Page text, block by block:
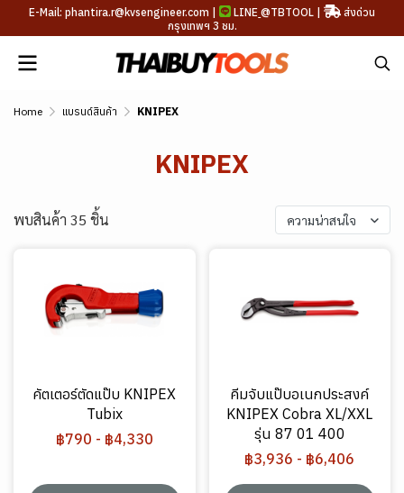
E-Mail: phantira.r@kvsengineer.com | LINE @TBTOOL |
ส่งด่วน
กรุงเทพฯ 3 ชม.
Home แบรนด์สินค้า KNIPEX
KNIPEX
พบสินค้า 35 ชิ้น ความน่าสนใจ
คัตเตอร์ตัดแป๊บ KNIPEX
Tubix
฿790 - ฿4,330
คีมจับแป๊บอเนกประสงค์
KNIPEX Cobra XL/XXL
รุ่น 87 01 400
฿3,936 - ฿6,406